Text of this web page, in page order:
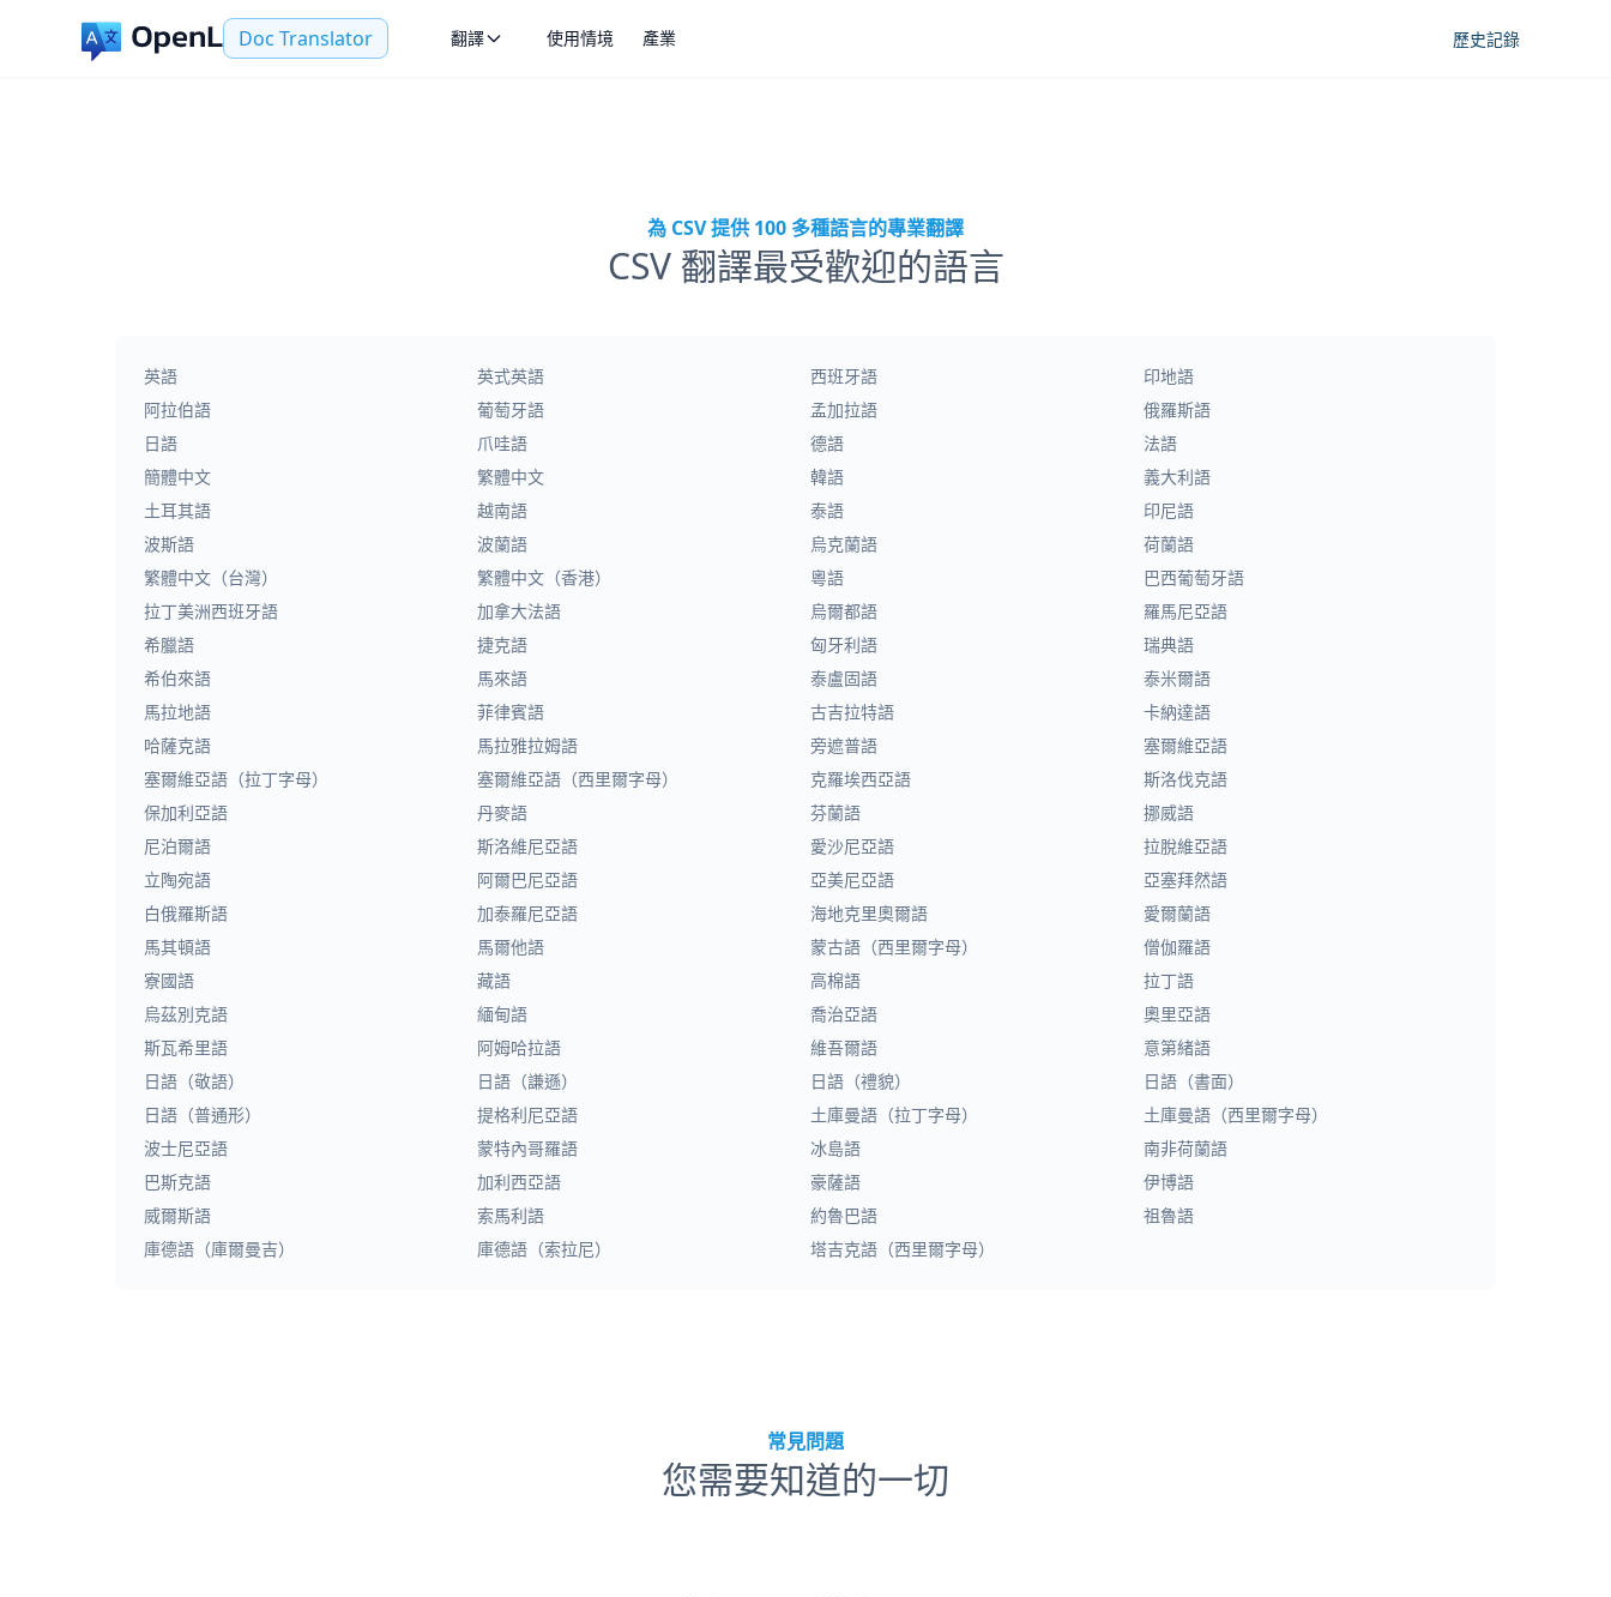
Doc Translator 翻譯 使用情境 產業 歷史記錄
為 CSV 提供 100 多種語言的專業翻譯
CSV 翻譯最受歡迎的語言
英語 英式英語 西班牙語
印地語
阿拉伯語
葡萄牙語 孟加拉語
俄羅斯語
日語
爪哇語 德語
法語
簡體中文
繁體中文 韓語
義大利語
土耳其語
越南語 泰語
印尼語
波斯語
波蘭語 烏克蘭語
荷蘭語
繁體中文（台灣）
繁體中文（香港） 粵語
巴西葡萄牙語
拉丁美洲西班牙語
加拿大法語 烏爾都語
羅馬尼亞語
希臘語
捷克語 匈牙利語
瑞典語
希伯來語
馬來語 泰盧固語
泰米爾語
馬拉地語
菲律賓語 古吉拉特語
卡納達語
哈薩克語
馬拉雅拉姆語 旁遮普語
塞爾維亞語
塞爾維亞語（拉丁字母）
塞爾維亞語（西里爾字母） 克羅埃西亞語
斯洛伐克語
保加利亞語
丹麥語 芬蘭語
挪威語
尼泊爾語
斯洛維尼亞語 愛沙尼亞語
拉脫維亞語
立陶宛語
阿爾巴尼亞語 亞美尼亞語
亞塞拜然語
白俄羅斯語
加泰羅尼亞語 海地克里奧爾語
愛爾蘭語
馬其頓語
馬爾他語 蒙古語（西里爾字母）
僧伽羅語
寮國語
藏語 高棉語
拉丁語
烏茲別克語
緬甸語 喬治亞語
奧里亞語
斯瓦希里語
阿姆哈拉語 維吾爾語
意第緒語
日語（敬語）
日語（謙遜） 日語（禮貌）
日語（書面）
日語（普通形）
提格利尼亞語 土庫曼語（拉丁字母）
土庫曼語（西里爾字母）
波士尼亞語
蒙特內哥羅語 冰島語
南非荷蘭語
巴斯克語
加利西亞語 豪薩語
伊博語
威爾斯語
索馬利語 約魯巴語
祖魯語
庫德語（庫爾曼吉）
庫德語（索拉尼） 塔吉克語（西里爾字母）
常見問題
您需要知道的一切